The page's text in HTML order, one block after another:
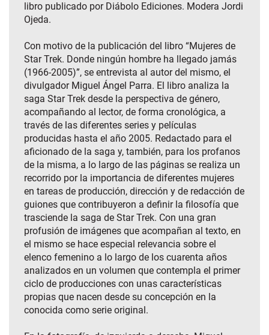
libro publicado por Diábolo Ediciones. Modera Jordi
Ojeda.
Con motivo de la publicación del libro “Mujeres de
Star Trek. Donde ningún hombre ha llegado jamás
(1966-2005)”, se entrevista al autor del mismo, el
divulgador Miguel Ángel Parra. El libro analiza la
saga Star Trek desde la perspectiva de género,
acompañando al lector, de forma cronológica, a
través de las diferentes series y películas
producidas hasta el año 2005. Redactado para el
aficionado de la saga y, también, para los profanos
de la misma, a lo largo de las páginas se realiza un
recorrido por la importancia de diferentes mujeres
en tareas de producción, dirección y de redacción de
guiones que contribuyeron a definir la filosofía que
trasciende la saga de Star Trek. Con una gran
profusión de imágenes que acompañan al texto, en
el mismo se hace especial relevancia sobre el
elenco femenino a lo largo de los cuarenta años
analizados en un volumen que contempla el primer
ciclo de producciones con unas características
propias que nacen desde su concepción en la
conocida como serie original.